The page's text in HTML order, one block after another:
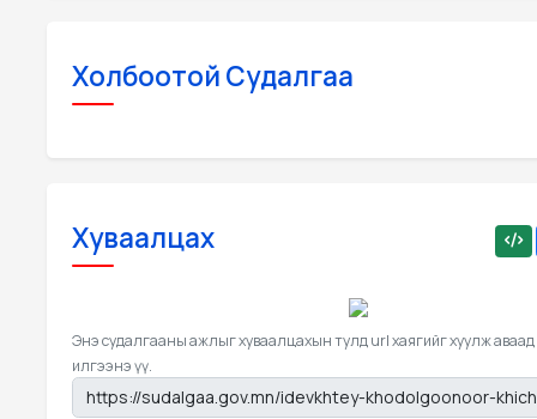
Холбоотой Судалгаа
Хуваалцах
Энэ судалгааны ажлыг хуваалцахын тулд url хаягийг хуулж аваад
илгээнэ үү.